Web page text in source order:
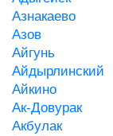
Азнакаево
Азов
Айгунь
Айдырлинский
Айкино
Ак-Довурак
Акбулак